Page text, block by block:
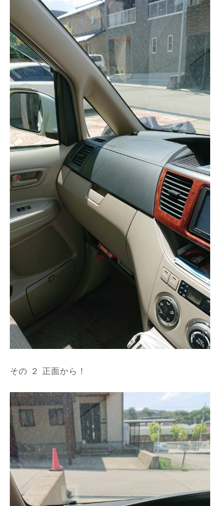
その ２ 正面から！